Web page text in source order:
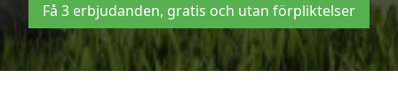
Få 3 erbjudanden, gratis och utan förpliktelser